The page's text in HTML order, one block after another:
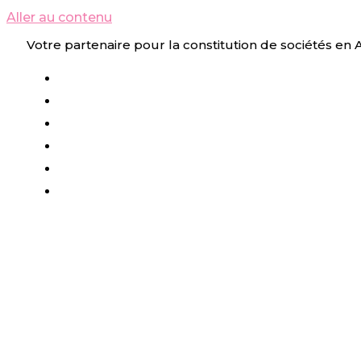
Aller au contenu
Votre partenaire pour la constitution de sociétés en